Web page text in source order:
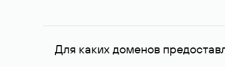
Для каких доменов